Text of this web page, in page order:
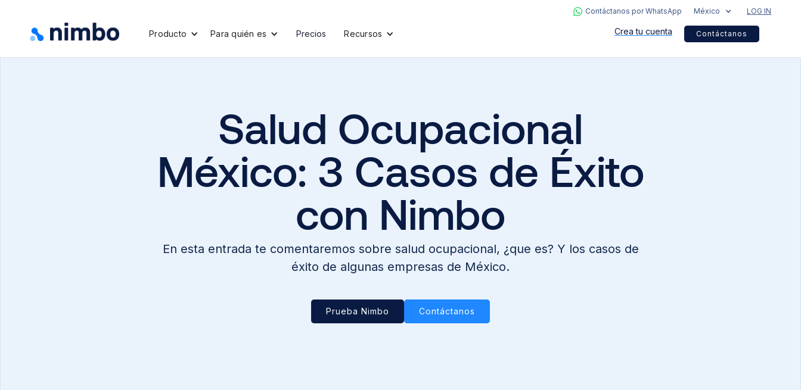
Contáctanos por WhatsApp México LOG IN
Producto Para quién es Precios Recursos Crea tu cuenta Contáctanos
Salud Ocupacional
México: 3 Casos de Éxito
con Nimbo
En esta entrada te comentaremos sobre salud ocupacional, ¿que es? Y los casos de
éxito de algunas empresas de México.
Prueba Nimbo Contáctanos